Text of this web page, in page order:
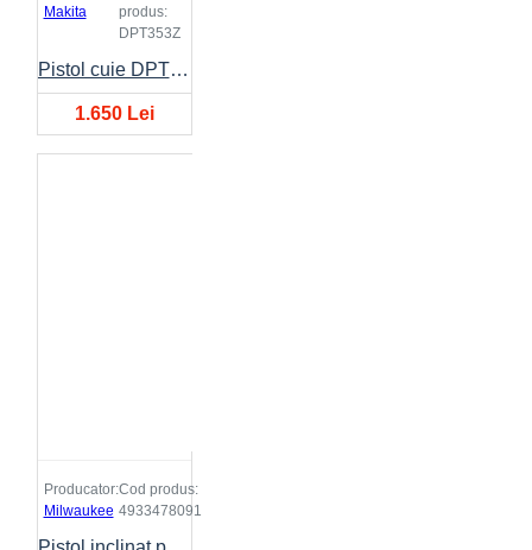
Makita
produs:
DPT353Z
Pistol cuie DPT353
1.650 Lei
Producator:
Milwaukee
Cod produs:
4933478091